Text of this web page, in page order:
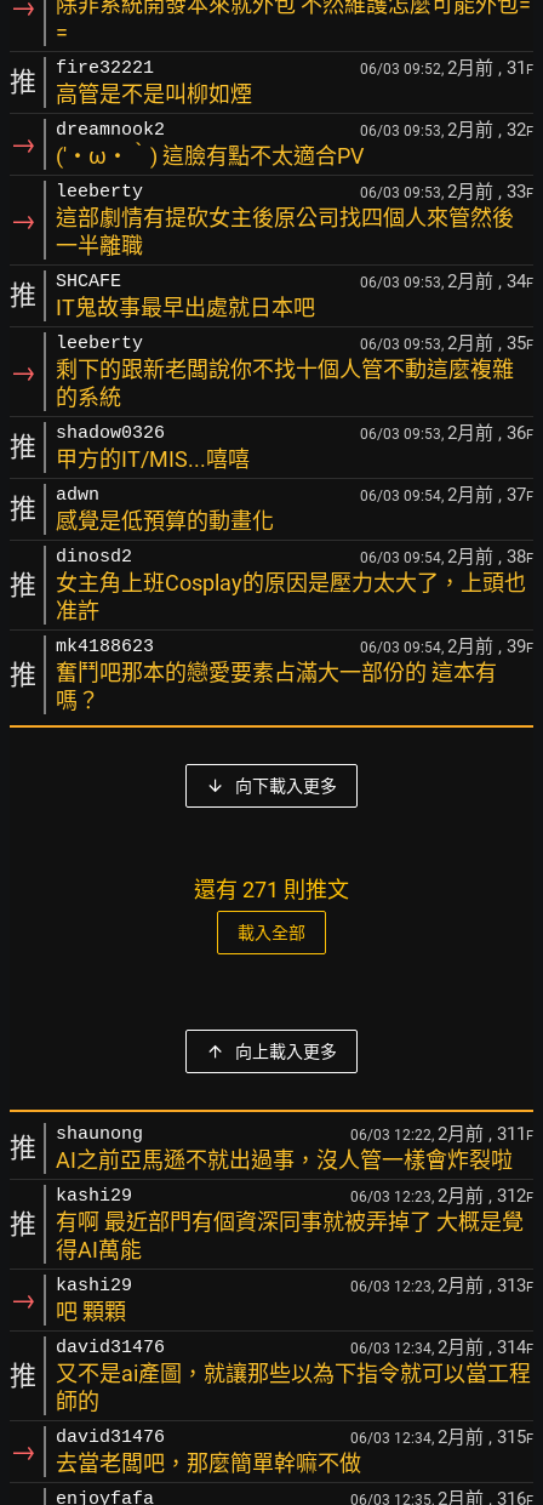
→
=
推 fire32221 06/03 09:52, 2月前 , 31 F
高管是不是叫柳如煙
→ dreamnook2 06/03 09:53, 2月前 , 32F
(′・ω・‵) 這臉有點不太適合PV
→
leeberty 06/03 09:53, 2月前 , 33F
這部劇情有提砍女主後原公司找四個人來管然後
一半離職
推 SHCAFE 06/03 09:53, 2月前 , 34F
IT鬼故事最早出處就日本吧
→
leeberty 06/03 09:53, 2月前 , 35F
剩下的跟新老闆說你不找十個人管不動這麼複雜
的系統
推 shadow0326 06/03 09:53, 2月前 , 36F
甲方的IT/MIS...嘻嘻
推 adwn 06/03 09:54, 2月前 , 37F
感覺是低預算的動畫化
推
dinosd2 06/03 09:54, 2月前 , 38F
女主角上班Cosplay的原因是壓力太大了，上頭也
准許
推
mk4188623 06/03 09:54, 2月前 , 39F
奮鬥吧那本的戀愛要素占滿大一部份的 這本有
嗎？
向下載入更多
還有 271 則推文
載入全部
向上載入更多
推 shaunong 06/03 12:22, 2月前 , 311 F
AI之前亞馬遜不就出過事，沒人管一樣會炸裂啦
推
kashi29 06/03 12:23, 2月前 , 312F
有啊 最近部門有個資深同事就被弄掉了 大概是覺
得AI萬能
→ kashi29 06/03 12:23, 2月前 , 313F
吧 顆顆
推
david31476 06/03 12:34, 2月前 , 314F
又不是ai產圖，就讓那些以為下指令就可以當工程
師的
→ david31476 06/03 12:34, 2月前 , 315F
去當老闆吧，那麼簡單幹嘛不做
enjoyfafa 06/03 12:35, 2月前 , 316F